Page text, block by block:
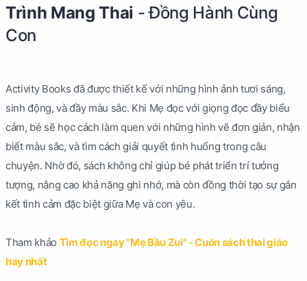
Trình Mang Thai - Đồng Hành Cùng
Con
Activity Books đã được thiết kế với những hình ảnh tươi sáng,
sinh động, và đầy màu sắc. Khi Mẹ đọc với giọng đọc đầy biểu
cảm, bé sẽ học cách làm quen với những hình vẽ đơn giản, nhận
biết màu sắc, và tìm cách giải quyết tình huống trong câu
chuyện. Nhờ đó, sách không chỉ giúp bé phát triển trí tưởng
tượng, nâng cao khả năng ghi nhớ, mà còn đồng thời tạo sự gắn
kết tình cảm đặc biệt giữa Mẹ và con yêu.
Tham khảo Tìm đọc ngay "Mẹ Bầu Zui" - Cuốn sách thai giáo
hay nhất